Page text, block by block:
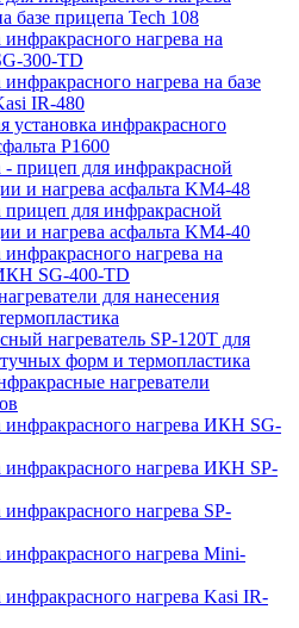
базе прицепа Tech 108
инфракрасного нагрева на
300-TD
инфракрасного нагрева на базе
IR-480
установка инфракрасного
P1600
- прицеп для инфракрасной
и нагрева асфальта KM4-48
прицеп для инфракрасной
и нагрева асфальта KM4-40
инфракрасного нагрева на
SG-400-TD
для нанесения
нагреватель SP-120T для
форм и термопластика
нагреватели
инфракрасного нагрева ИКН SG-
инфракрасного нагрева ИКН SP-
инфракрасного нагрева SP-
инфракрасного нагрева Mini-
инфракрасного нагрева Kasi IR-